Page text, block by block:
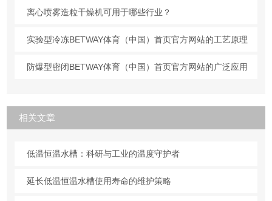
离心喷雾造粒干燥机可用于哪些行业？
实验型冷冻BETWAY体育（中国）首页官方网站的工艺原理
防爆型密闭BETWAY体育（中国）首页官方网站的广泛应用
相关文章
低温恒温水槽：科研与工业的温度守护者
延长低温恒温水槽使用寿命的维护策略